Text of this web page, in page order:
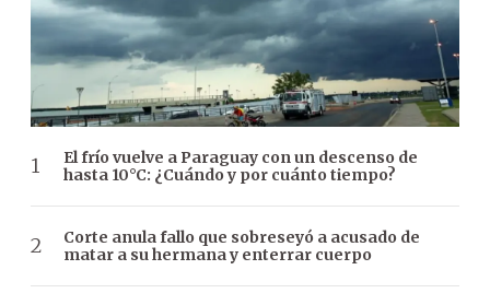
El frío vuelve a Paraguay con un descenso de
hasta 10°C: ¿Cuándo y por cuánto tiempo?
Corte anula fallo que sobreseyó a acusado de
matar a su hermana y enterrar cuerpo